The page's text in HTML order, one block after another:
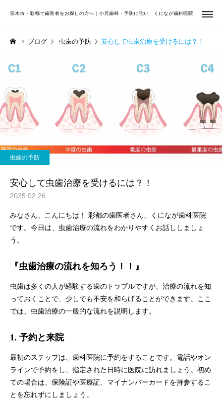
茨木市・彩都で歯医者をお探しの方へ｜小児歯科・予防に強い くになが歯科医院
虫歯治療 小児歯
矯正歯科 歯周治
Uncategorized
お口を見直すチャンス｜む
し歯・歯並び・学校歯科健
ブログ 虫歯の予防 安心して虫歯治療を受けるには？！
虫歯の予防
安心して虫歯治療を受けるには？！
2025.02.26
みなさん、こんにちは！ 彩都の歯医者さん、くになが歯科医院
です。今日は、虫歯治療の流れをわかりやすくお話ししましょ
う。
『虫歯治療の流れを知ろう！！』
虫歯は多くの人が経験する歯のトラブルですが、治療の流れを知
っておくことで、少しでも不安を和らげることができます。ここ
では、虫歯治療の一般的な流れを説明します。
1. 予約と来院
最初のステップは、歯科医院に予約をすることです。電話やオン
ラインで予約をし、指定された日時に医院に訪れましょう。初め
ての場合は、保険証や医療証、マイナンバーカードを持参するこ
とを忘れずにしましょう。